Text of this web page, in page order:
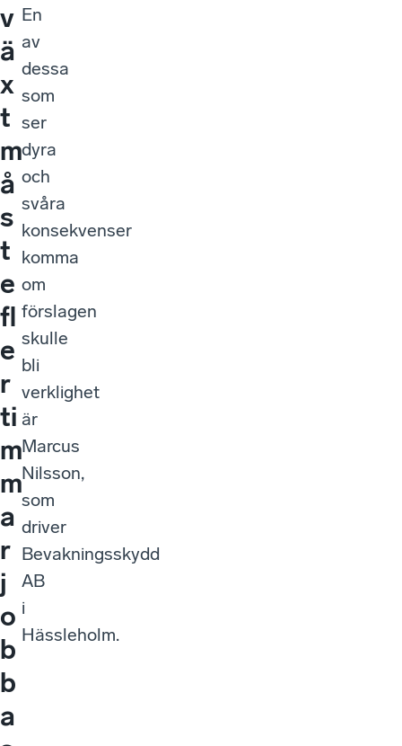
v
ä
x
t
m
å
s
t
e
fl
e
r
ti
m
m
a
r
j
o
b
b
a
En
av
dessa
som
ser
dyra
och
svåra
konsekvenser
komma
om
förslagen
skulle
bli
verklighet
är
Marcus
Nilsson,
som
driver
Bevakningsskydd
AB
i
Hässleholm.